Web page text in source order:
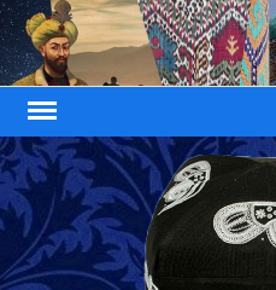
Skip
to
content